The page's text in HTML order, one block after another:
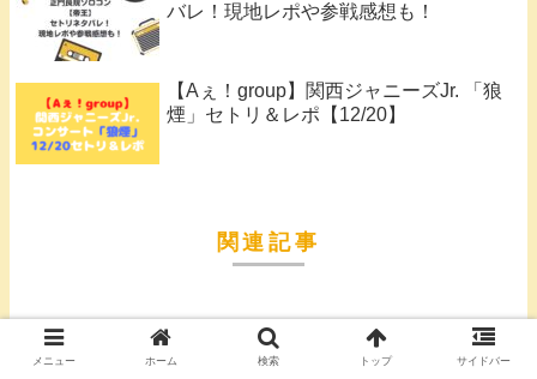
バレ！現地レポや参戦感想も！
【Aぇ！group】関西ジャニーズJr. 「狼
煙」セトリ＆レポ【12/20】
関連記事
ジャニーズ
【Aぇ！group】関西ジャニーズ
メニュー ホーム 検索 トップ サイドバー